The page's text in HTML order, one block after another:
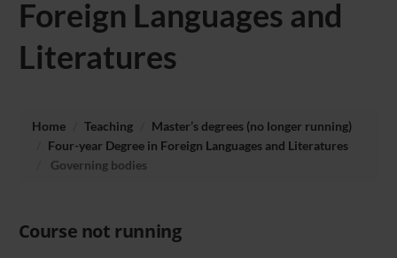
Foreign Languages and
Literatures
Home Teaching
Master’s degrees (no longer running)
Four-year Degree in Foreign Languages and Literatures
Governing bodies
Course not running